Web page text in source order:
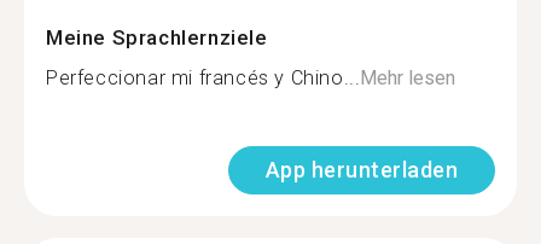
Meine Sprachlernziele
Perfeccionar mi francés y Chino...Mehr lesen
App herunterladen